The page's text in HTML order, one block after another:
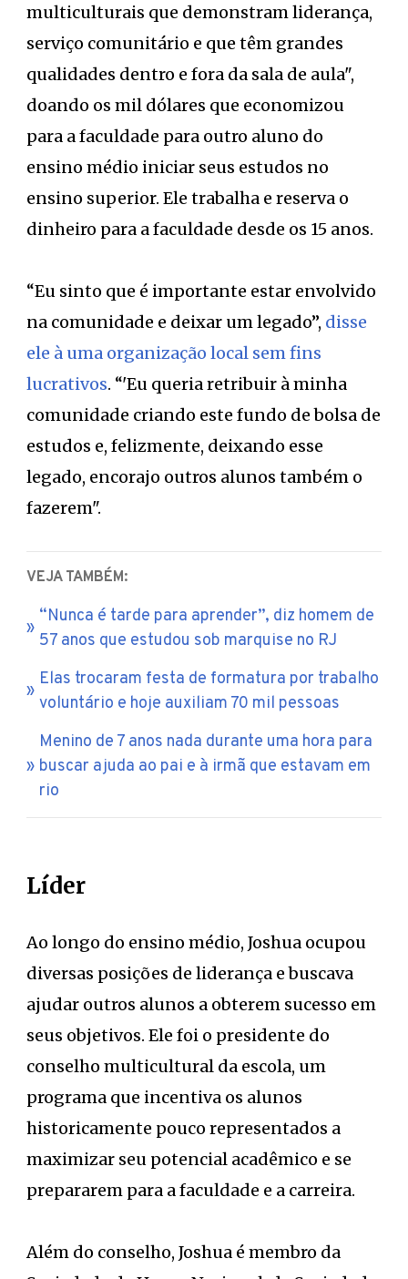
multiculturais que demonstram liderança,
serviço comunitário e que têm grandes
qualidades dentro e fora da sala de aula",
doando os mil dólares que economizou
para a faculdade para outro aluno do
ensino médio iniciar seus estudos no
ensino superior. Ele trabalha e reserva o
dinheiro para a faculdade desde os 15 anos.
“Eu sinto que é importante estar envolvido
na comunidade e deixar um legado”, disse
ele à uma organização local sem fins
lucrativos. “'Eu queria retribuir à minha
comunidade criando este fundo de bolsa de
estudos e, felizmente, deixando esse
legado, encorajo outros alunos também o
fazerem".
VEJA TAMBÉM:
“Nunca é tarde para aprender”, diz homem de
57 anos que estudou sob marquise no RJ
Elas trocaram festa de formatura por trabalho
voluntário e hoje auxiliam 70 mil pessoas
Menino de 7 anos nada durante uma hora para
buscar ajuda ao pai e à irmã que estavam em
rio
Líder
Ao longo do ensino médio, Joshua ocupou
diversas posições de liderança e buscava
ajudar outros alunos a obterem sucesso em
seus objetivos. Ele foi o presidente do
conselho multicultural da escola, um
programa que incentiva os alunos
historicamente pouco representados a
maximizar seu potencial acadêmico e se
prepararem para a faculdade e a carreira.
Além do conselho, Joshua é membro da